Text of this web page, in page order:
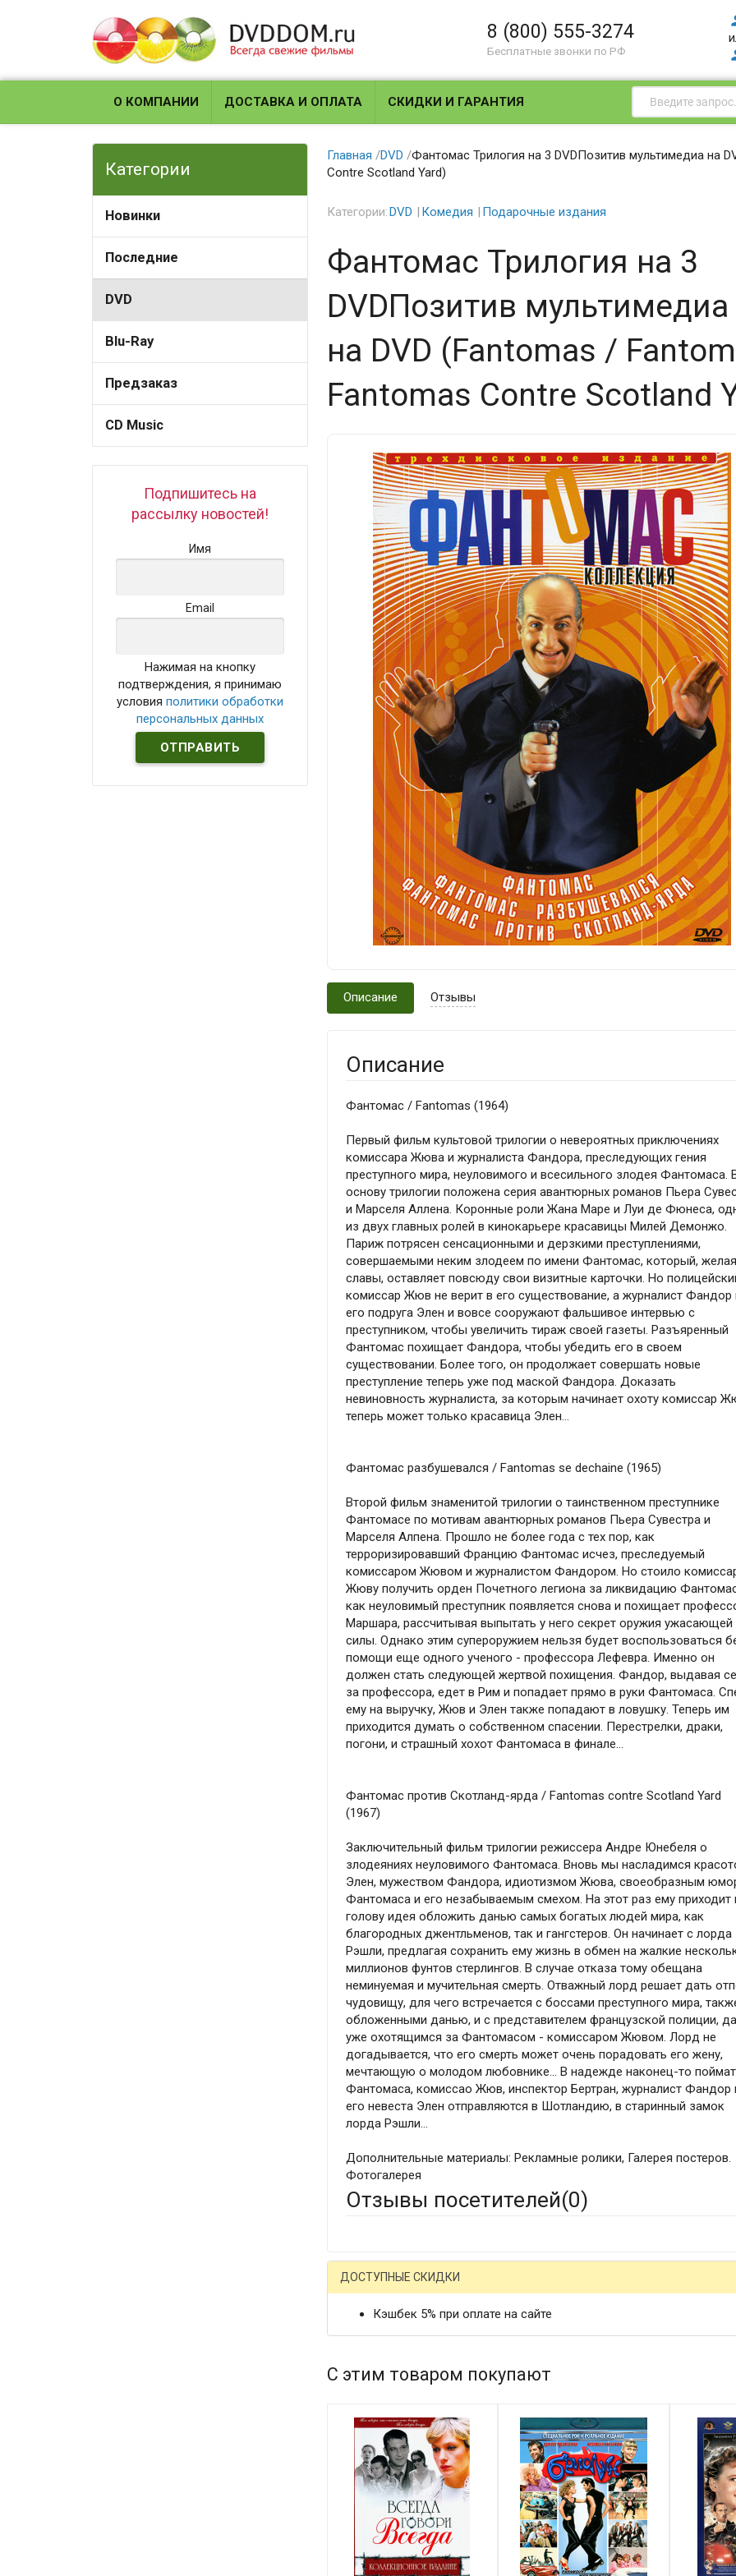
8 (800) 555-3274
Бесплатные звонки по РФ
О КОМПАНИИ ДОСТАВКА И ОПЛАТА СКИДКИ И ГАРАНТИЯ
Категории
Новинки
Последние
DVD
Blu-Ray
Предзаказ
CD Music
Подпишитесь на
рассылку новостей!
Имя
Email
Нажимая на кнопку
подтверждения, я принимаю
условияполитики обработки
персональных данных
Главная /DVD /Фантомас Трилогия на 3 DVDПозитив мультимедиа на
Contre Scotland Yard)
Категории:DVD Комедия Подарочные издания
Фантомас Трилогия на 3
DVDПозитив мультимедиа
на DVD (Fantomas /
Fantomas Contre Scotland
Описание Отзывы
Описание
Фантомас / Fantomas (1964)
Первый фильм культовой трилогии о невероятных приключениях
комиссара Жюва и журналиста Фандора, преследующих гения
преступного мира, неуловимого и всесильного злодея Фантомаса.
основу трилогии положена серия авантюрных романов Пьера
и Марселя Аллена. Коронные роли Жана Маре и Луи де Фюнеса,
из двух главных ролей в кинокарьере красавицы Милей Демонжо.
Париж потрясен сенсационными и дерзкими преступлениями,
совершаемыми неким злодеем по имени Фантомас, который, желая
славы, оставляет повсюду свои визитные карточки. Но
комиссар Жюв не верит в его существование, а журналист Фандор
его подруга Элен и вовсе сооружают фальшивое интервью с
преступником, чтобы увеличить тираж своей газеты. Разъяренный
Фантомас похищает Фандора, чтобы убедить его в своем
существовании. Более того, он продолжает совершать новые
преступление теперь уже под маской Фандора. Доказать
невиновность журналиста, за которым начинает охоту комиссар
теперь может только красавица Элен...
Фантомас разбушевался / Fantomas se dechaine (1965)
Второй фильм знаменитой трилогии о таинственном преступнике
Фантомасе по мотивам авантюрных романов Пьера Сувестра и
Марселя Алпена. Прошло не более года с тех пор, как
терроризировавший Францию Фантомас исчез, преследуемый
комиссаром Жювом и журналистом Фандором. Но стоило
Жюву получить орден Почетного легиона за ликвидацию
как неуловимый преступник появляется снова и похищает
Маршара, рассчитывая выпытать у него секрет оружия ужасающей
силы. Однако этим супероружием нельзя будет воспользоваться
помощи еще одного ученого - профессора Лефевра. Именно он
должен стать следующей жертвой похищения. Фандор, выдавая
за профессора, едет в Рим и попадает прямо в руки Фантомаса.
ему на выручку, Жюв и Элен также попадают в ловушку. Теперь им
приходится думать о собственном спасении. Перестрелки, драки,
погони, и страшный хохот Фантомаса в финале...
Фантомас против Скотланд-ярда / Fantomas contre Scotland Yard
(1967)
Заключительный фильм трилогии режиссера Андре Юнебеля о
злодеяниях неуловимого Фантомаса. Вновь мы насладимся
Элен, мужеством Фандора, идиотизмом Жюва, своеобразным
Фантомаса и его незабываемым смехом. На этот раз ему приходит
голову идея обложить данью самых богатых людей мира, как
благородных джентльменов, так и гангстеров. Он начинает с лорда
Рэшли, предлагая сохранить ему жизнь в обмен на жалкие
миллионов фунтов стерлингов. В случае отказа тому обещана
неминуемая и мучительная смерть. Отважный лорд решает дать
чудовищу, для чего встречается с боссами преступного мира,
обложенными данью, и с представителем французской полиции,
уже охотящимся за Фантомасом - комиссаром Жювом. Лорд не
догадывается, что его смерть может очень порадовать его жену,
мечтающую о молодом любовнике... В надежде наконец-то
Фантомаса, комиссао Жюв, инспектор Бертран, журналист Фандор
его невеста Элен отправляются в Шотландию, в старинный замок
лорда Рэшли...
Дополнительные материалы: Рекламные ролики, Галерея постеров.
Фотогалерея
Отзывы посетителей(0)
ДОСТУПНЫЕ СКИДКИ
Кэшбек 5% при оплате на сайте
С этим товаром покупают